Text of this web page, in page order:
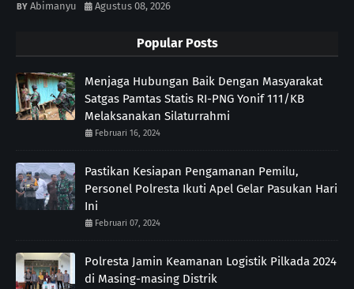
Abimanyu Agustus 08, 2026
Popular Posts
Menjaga Hubungan Baik Dengan Masyarakat
Satgas Pamtas Statis RI-PNG Yonif 111/KB
Melaksanakan Silaturrahmi
Februari 16, 2024
Pastikan Kesiapan Pengamanan Pemilu,
Personel Polresta Ikuti Apel Gelar Pasukan Hari
Ini
Februari 07, 2024
Polresta Jamin Keamanan Logistik Pilkada 2024
di Masing-masing Distrik